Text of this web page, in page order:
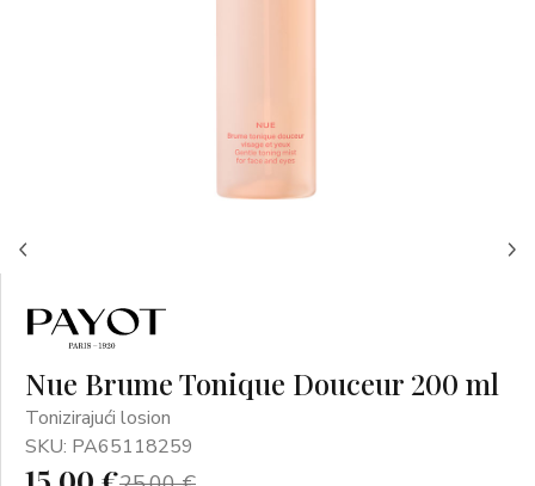
Nue Brume Tonique Douceur 200 ml
Tonizirajući losion
SKU: PA65118259